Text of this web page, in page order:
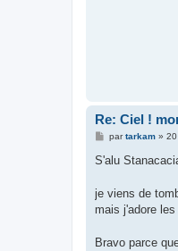
Re: Ciel !
M
s
g
e
partarkam»
S'alu
je viens de
mais j'adore
Bravo parce